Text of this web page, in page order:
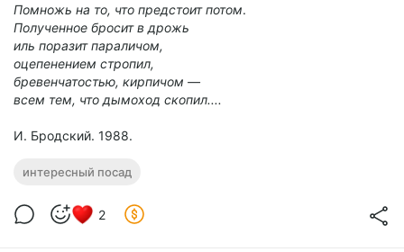
Помножь на то, что предстоит потом.
Полученное бросит в дрожь
иль поразит параличом,
оцепенением стропил,
бревенчатостью, кирпичом —
всем тем, что дымоход скопил....
И. Бродский. 1988.
интересный посад
2